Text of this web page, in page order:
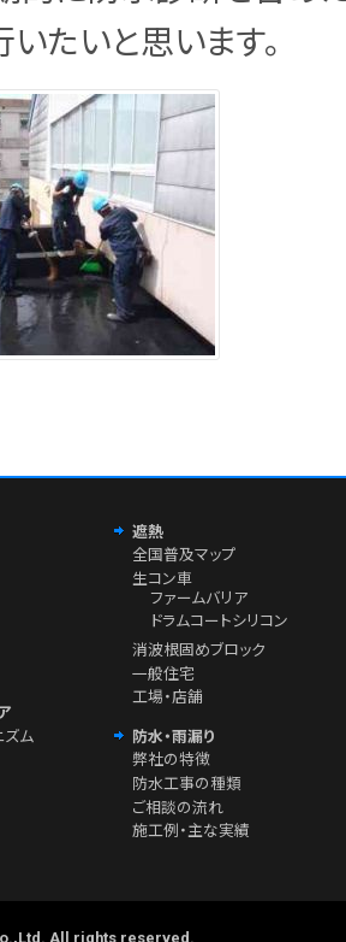
たいと思います。
ズム
遮熱
全国普及マップ
生コン車
ファームバリア
ドラムコートシリコン
消波根固めブロック
一般住宅
工場・店舗
防水・雨漏り
弊社の特徴
防水工事の種類
ご相談の流れ
施工例・主な実績
All rights reserved.